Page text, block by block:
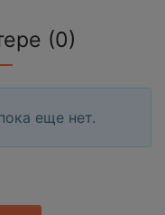
(0)
еще нет.